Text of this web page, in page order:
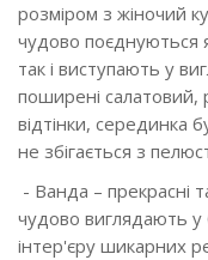
розміром з жіночий
чудово поєднуються
так і виступають у
поширені
відтінки, серединка
не збігається з
- Ванда – прекрасні
чудово виглядають у
інтер'єру шикарних